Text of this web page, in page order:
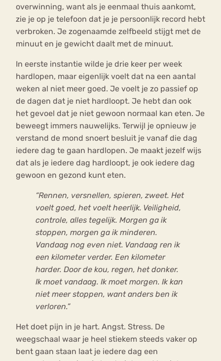
overwinning, want als je eenmaal thuis aankomt,
zie je op je telefoon dat je je persoonlijk record hebt
verbroken. Je zogenaamde zelfbeeld stijgt met de
minuut en je gewicht daalt met de minuut.
In eerste instantie wilde je drie keer per week
hardlopen, maar eigenlijk voelt dat na een aantal
weken al niet meer goed. Je voelt je zo passief op
de dagen dat je niet hardloopt. Je hebt dan ook
het gevoel dat je niet gewoon normaal kan eten. Je
beweegt immers nauwelijks. Terwijl je opnieuw je
verstand de mond snoert besluit je vanaf die dag
iedere dag te gaan hardlopen. Je maakt jezelf wijs
dat als je iedere dag hardloopt, je ook iedere dag
gewoon en gezond kunt eten.
“Rennen, versnellen, spieren, zweet. Het
voelt goed, het voelt heerlijk. Veiligheid,
controle, alles tegelijk. Morgen ga ik
stoppen, morgen ga ik minderen.
Vandaag nog even niet. Vandaag ren ik
een kilometer verder. Een kilometer
harder. Door de kou, regen, het donker.
Ik moet vandaag. Ik moet morgen. Ik kan
niet meer stoppen, want anders ben ik
verloren.”
Het doet pijn in je hart. Angst. Stress. De
weegschaal waar je heel stiekem steeds vaker op
bent gaan staan laat je iedere dag een